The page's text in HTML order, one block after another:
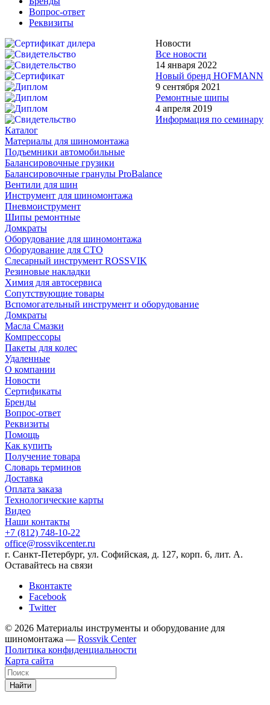
Вопрос-ответ
Реквизиты
Новости
Все новости
14 января 2022
Новый бренд HOFMANN
9 сентября 2021
Ремонтные шипы
4 апреля 2019
Информация по семинару
Каталог
Материалы для шиномонтажа
Подъемники автомобильные
Балансировочные грузики
Балансировочные гранулы ProBalance
Вентили для шин
Инструмент для шиномонтажа
Пневмоиструмент
Шипы ремонтные
Домкраты
Оборудование для шиномонтажа
Оборудование для СТО
Слесарный инструмент ROSSVIK
Резиновые накладки
Химия для автосервиса
Сопутствующие товары
Вспомогательный инструмент и оборудование
Домкраты
Масла Смазки
Компрессоры
Пакеты для колес
Удаленные
О компании
Новости
Сертификаты
Бренды
Вопрос-ответ
Реквизиты
Помощь
Как купить
Получение товара
Словарь терминов
Доставка
Оплата заказа
Технологические карты
Видео
Наши контакты
+7 (812) 748-10-22
office@rossvikcenter.ru
г. Санкт-Петербург, ул. Софийская, д. 127, корп. 6, лит. А.
Оставайтесь на связи
Вконтакте
Facebook
Twitter
© 2026 Материалы инструменты и оборудование для
шиномонтажа — Rossvik Center
Политика конфиденциальности
Карта сайта
Найти